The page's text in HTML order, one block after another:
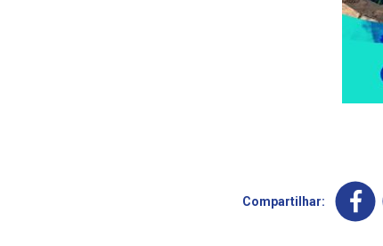
Compartilhar: